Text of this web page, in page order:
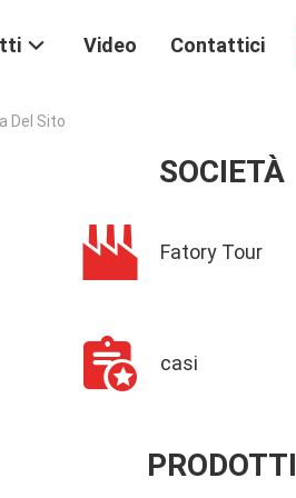
Video Contattici
Del Sito
SOCIETÀ
Fatory Tour
casi
PRODOTTI